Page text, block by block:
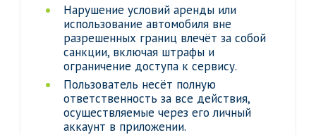
Нарушение условий аренды или
использование автомобиля вне
разрешенных границ влечёт за собой
санкции, включая штрафы и
ограничение доступа к сервису.
Пользователь несёт полную
ответственность за все действия,
осуществляемые через его личный
аккаунт в приложении.